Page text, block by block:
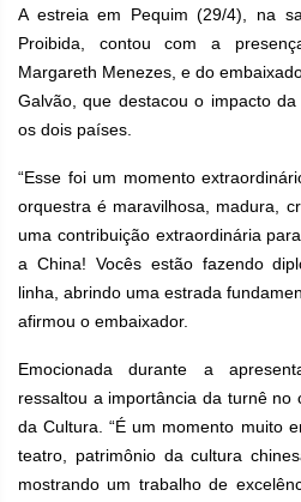
A estreia em Pequim (29/4), na
Proibida, contou com a
Margareth Menezes, e do
Galvão, que destacou o impacto
os dois países.
“Esse foi um momento
orquestra é maravilhosa, madura,
uma contribuição extraordinária
a China! Vocês estão fazendo
linha, abrindo uma estrada
afirmou o embaixador.
Emocionada durante a
ressaltou a importância da turnê no
da Cultura. “É um momento muito
teatro, patrimônio da cultura
mostrando um trabalho de